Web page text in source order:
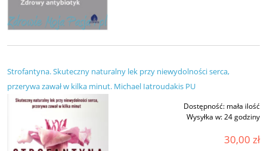
Strofantyna. Skuteczny naturalny lek przy niewydolności serca,
przerywa zawał w kilka minut. Michael Iatroudakis PU
Dostępność: mała ilość
Wysyłka w:24 godziny
30,00 zł